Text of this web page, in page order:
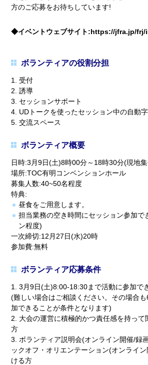
方のご応募をお待ちしています!
◆イベントウェブサイト:https://jfra.jp/
ボランティアの役割分担
1. 受付
2. 誘導
3. セッションサポート
4. UDトークを使ったセッション中の自動
5. 交流スペース
ボランティア概要
日時:3月9日(土)8時00分～18時30分(現地
場所:TOC有明コンベンションホール
募集人数:40~50名程度
特典:
昼食をご用意します。
担当業務の空き時間にセッション参加で
ン程度)
一次締切:12月27日(水)20時
参加費:無料
ボランティア応募条件
1. 3月9日(土)8:00-18:30まで活動に参加で
(難しい場合はご相談ください。その場合
加できることが条件となります)
2. 大会の運営に積極的かつ責任感を持って
方
3. ボランティア説明会(オンライン開催/録
ックオフ・オリエンテーション(オンライ
ける方